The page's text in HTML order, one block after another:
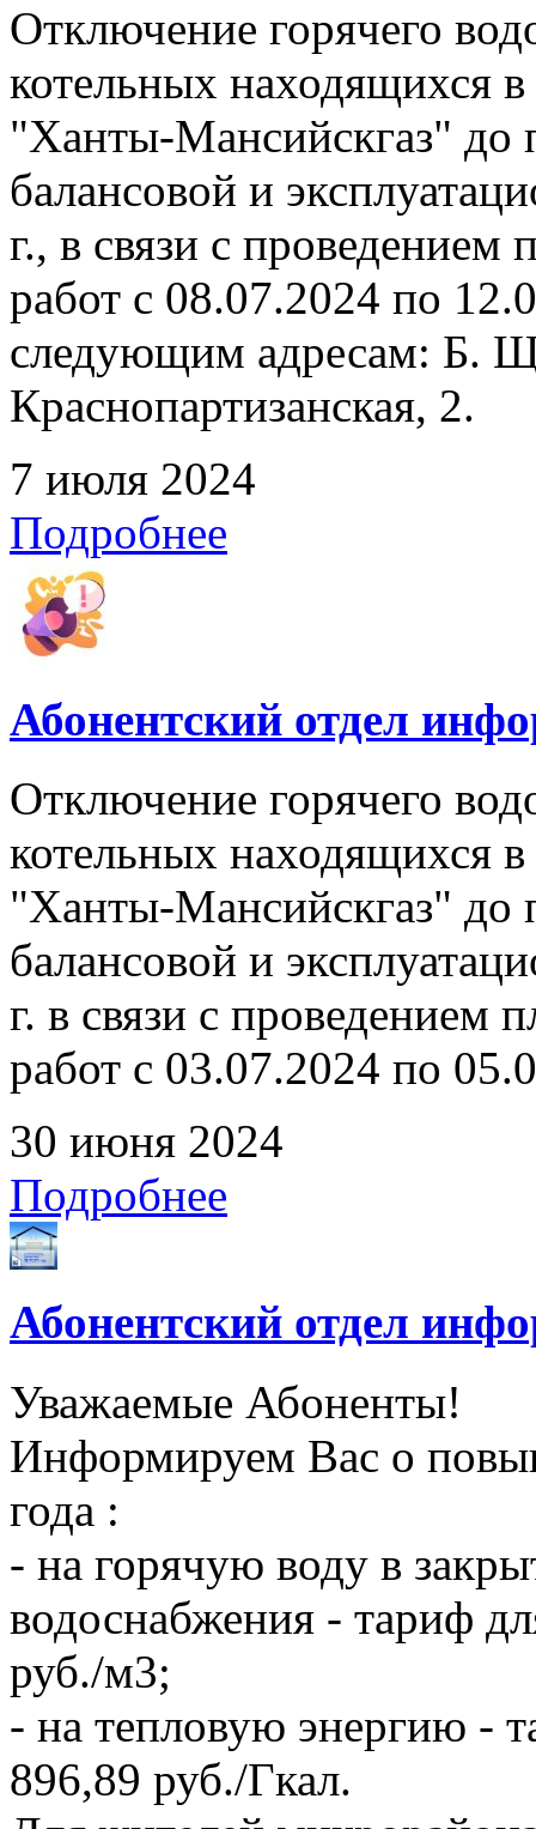
Отключение горячего
котельных находящихся
"Ханты-Мансийскгаз" до
балансовой и
г., в связи с
работ с 08.07.2024 по
следующим адресам: Б.
Краснопартизанская, 2.
7 июля 2024
Подробнее
Абонентский отдел
Отключение горячего
котельных находящихся
"Ханты-Мансийскгаз" до
балансовой и
г. в связи с проведением
работ с 03.07.2024 по
30 июня 2024
Подробнее
Абонентский отдел
Уважаемые Абоненты!
Информируем Вас о
года :
- на горячую воду в
водоснабжения - тариф
руб./м3;
- на тепловую энергию -
896,89 руб./Гкал.